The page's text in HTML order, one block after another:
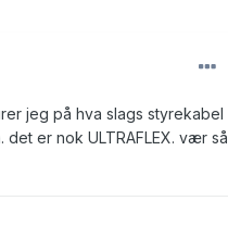
jeg på hva slags styrekabel
er nok ULTRAFLEX. vær så